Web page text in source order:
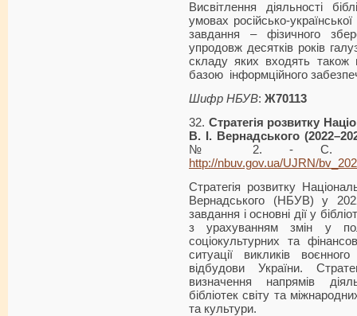
Висвітлення діяльності
умовах російсько-
завдання – фізичного
упродовж десятків років
складу яких входять також
базою інформційного
Шифр НБУВ: Ж70113
32. Стратегія розвитку
В. І. Вернадського
№ 2. - С. 3-6. -
http://nbuv.gov.ua/UJRN/
Стратегія розвитку
Вернадського (НБУВ) у
завдання і основні дії у
з урахуванням змін у
соціокультурних та
ситуації викликів
відбудови України.
визначення напрямів
бібліотек світу та
та культури.